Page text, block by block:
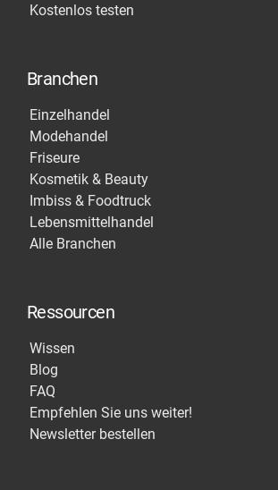
Kostenlos testen
Branchen
Einzelhandel
Modehandel
Friseure
Kosmetik & Beauty
Imbiss & Foodtruck
Lebensmittelhandel
Alle Branchen
Ressourcen
Wissen
Blog
FAQ
Empfehlen Sie uns weiter!
Newsletter bestellen